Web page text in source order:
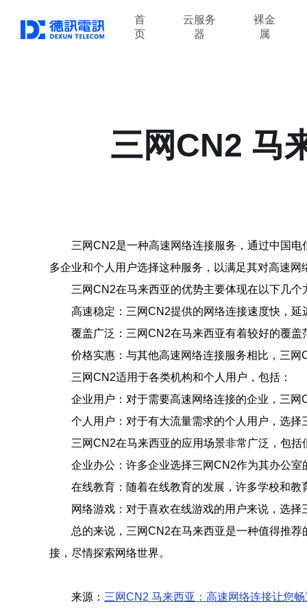
首
页
云服务
器
裸金
属
三网CN2 马
三网CN2是一种高速网络连接服务，通过中国
多企业和个人用户选择这种服务，以满足其对高速网
三网CN2在马来西亚的优势主要体现在以下几个
高速稳定：三网CN2提供的网络连接速度快，
覆盖广泛：三网CN2在马来西亚有着较好的覆
价格实惠：与其他高速网络连接服务相比，三
三网CN2适用于各类机构和个人用户，包括：
企业用户：对于需要高速网络连接的企业，三
个人用户：对于有大流量需求的个人用户，选
三网CN2在马来西亚的应用场景非常广泛，包括
企业办公：许多企业选择三网CN2作为其办公
在线教育：随着在线教育的发展，许多学校和
网络游戏：对于喜欢在线游戏的用户来说，选
总的来说，三网CN2在马来西亚是一种值得推
接，尽情探索网络世界。
来源： 三网CN2 马来西亚：高速网络连接让您